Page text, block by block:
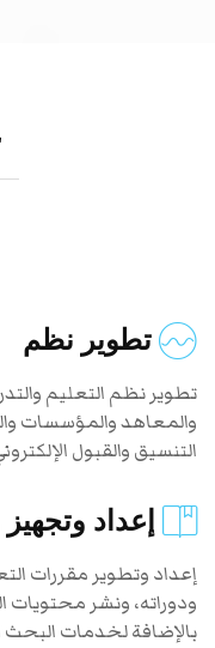
تطوير نظم
تطوير نظم التعليم
والمعاهد والمؤسسات
التنسيق والقبول
إعداد
إعداد وتطوير مقررات
ودوراته، ونشر محتويات
بالإضافة لخدمات البحث